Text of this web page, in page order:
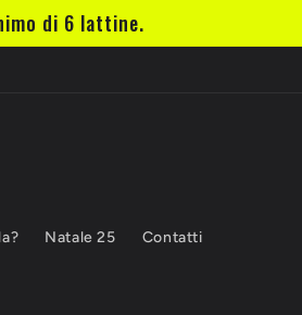
di 6 lattine.
Natale 25 Contatti